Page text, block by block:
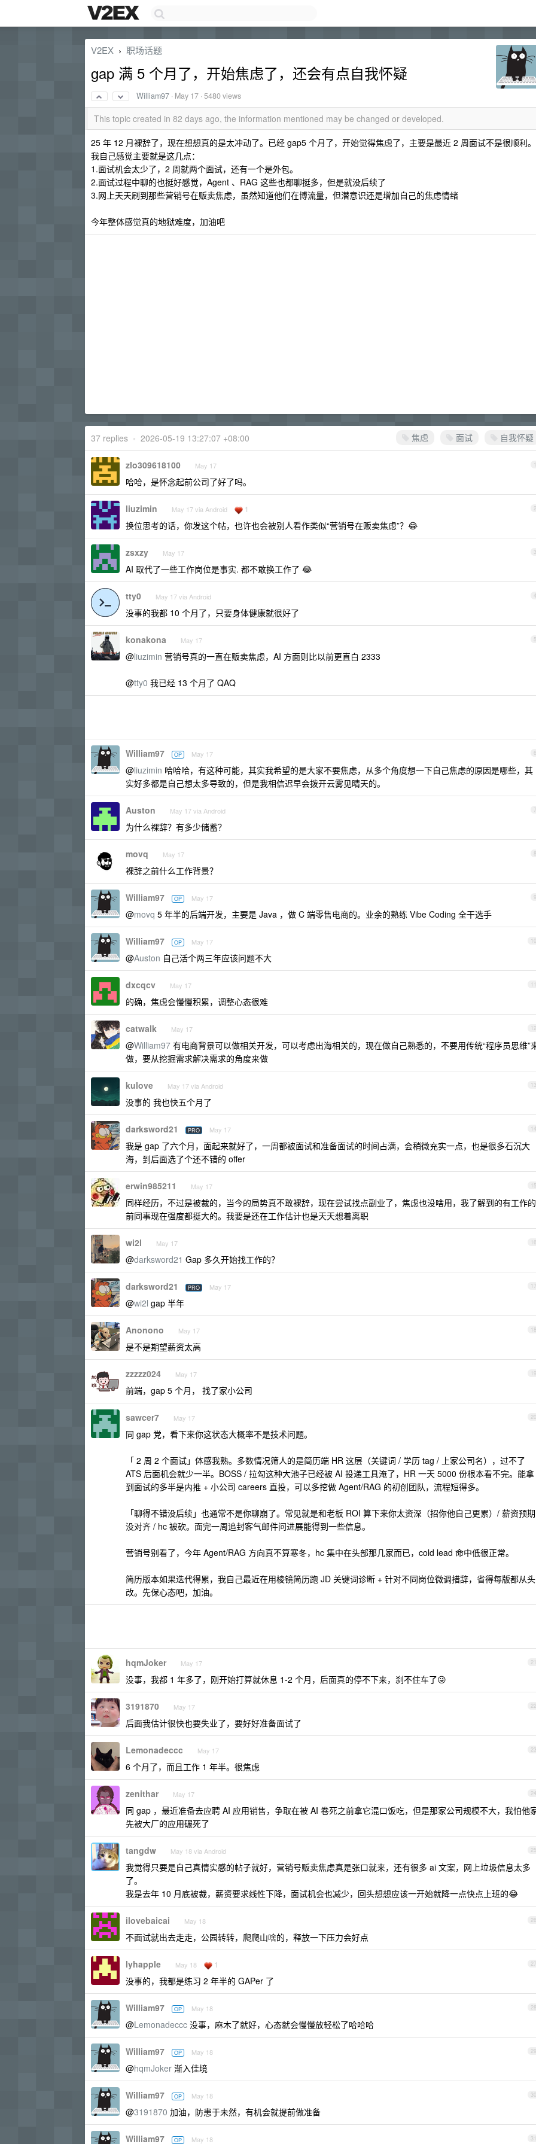
V2EX › 职场话题
gap 满 5 个月了，开始焦虑了，还会有点自我怀疑
William97 · May 17 · 5480 views
This topic created in 82 days ago, the information mentioned may be changed or developed.
25 年 12 月裸辞了，现在想想真的是太冲动了。已经 gap5 个月了，开始觉得焦虑了，主要是最近 2 周面试不是很顺利。
我自己感觉主要就是这几点：
1.面试机会太少了，2 周就两个面试，还有一个是外包。
2.面试过程中聊的也挺好感觉，Agent 、RAG 这些也都聊挺多，但是就没后续了
3.网上天天刷到那些营销号在贩卖焦虑，虽然知道他们在博流量，但潜意识还是增加自己的焦虑情绪
今年整体感觉真的地狱难度，加油吧
焦虑 面试 自我怀疑
37 replies • 2026-05-19 13:27:07 +08:00
1
zlo309618100 May 17
哈哈，是怀念起前公司了好了吗。
2
liuzimin May 17 via Android 1
换位思考的话，你发这个帖，也许也会被别人看作类似“营销号在贩卖焦虑”？😂
3
zsxzy May 17
AI 取代了一些工作岗位是事实. 都不敢换工作了 😂
4
tty0 May 17 via Android
没事的我都 10 个月了，只要身体健康就很好了
5
konakona May 17
@liuzimin 营销号真的一直在贩卖焦虑，AI 方面则比以前更直白 2333
@tty0 我已经 13 个月了 QAQ
6
William97 OP May 17
@liuzimin 哈哈哈，有这种可能，其实我希望的是大家不要焦虑，从多个角度想一下自己焦虑的原因是哪些，其
实好多都是自己想太多导致的，但是我相信迟早会拨开云雾见晴天的。
7
Auston May 17 via Android
为什么裸辞？有多少储蓄？
8
movq May 17
裸辞之前什么工作背景？
9
William97 OP May 17
@movq 5 年半的后端开发，主要是 Java ，做 C 端零售电商的。业余的熟练 Vibe Coding 全干选手
10
William97 OP May 17
@Auston 自己活个两三年应该问题不大
11
dxcqcv May 17
的确，焦虑会慢慢积累，调整心态很难
12
catwalk May 17
@William97 有电商背景可以做相关开发，可以考虑出海相关的，现在做自己熟悉的，不要用传统“程序员思维”
做，要从挖掘需求解决需求的角度来做
13
kulove May 17 via Android
没事的 我也快五个月了
14
darksword21 PRO May 17
我是 gap 了六个月，面起来就好了，一周都被面试和准备面试的时间占满，会稍微充实一点，也是很多石沉大
海，到后面选了个还不错的 offer
15
erwin985211 May 17
同样经历，不过是被裁的，当今的局势真不敢裸辞，现在尝试找点副业了，焦虑也没啥用，我了解到的有工作的
前同事现在强度都挺大的。我要是还在工作估计也是天天想着离职
16
wi2l May 17
@darksword21 Gap 多久开始找工作的？
17
darksword21 PRO May 17
@wi2l gap 半年
18
Anonono May 17
是不是期望薪资太高
19
zzzzz024 May 17
前端，gap 5 个月， 找了家小公司
20
sawcer7 May 17
同 gap 党，看下来你这状态大概率不是技术问题。
「 2 周 2 个面试」体感我熟。多数情况筛人的是简历端 HR 这层（关键词 / 学历 tag / 上家公司名），过不了
ATS 后面机会就少一半。BOSS / 拉勾这种大池子已经被 AI 投递工具淹了，HR 一天 5000 份根本看不完。能拿
到面试的多半是内推 + 小公司 careers 直投，可以多挖做 Agent/RAG 的初创团队，流程短得多。
「聊得不错没后续」也通常不是你聊崩了。常见就是和老板 ROI 算下来你太资深（招你他自己更累）/ 薪资预期
没对齐 / hc 被砍。面完一周追封客气邮件问进展能得到一些信息。
营销号别看了，今年 Agent/RAG 方向真不算寒冬，hc 集中在头部那几家而已，cold lead 命中低很正常。
简历版本如果迭代得累，我自己最近在用棱镜简历跑 JD 关键词诊断 + 针对不同岗位微调措辞，省得每版都从头
改。先保心态吧，加油。
21
hqmJoker May 17
没事，我都 1 年多了，刚开始打算就休息 1-2 个月，后面真的停不下来，刹不住车了😜
22
3191870 May 17
后面我估计很快也要失业了，要好好准备面试了
23
Lemonadeccc May 17
6 个月了，而且工作 1 年半。很焦虑
24
zenithar May 17
同 gap ，最近准备去应聘 AI 应用销售，争取在被 AI 卷死之前拿它混口饭吃，但是那家公司规模不大，我怕他
先被大厂的应用碾死了
25
tangdw May 18 via Android
我觉得只要是自己真情实感的帖子就好，营销号贩卖焦虑真是张口就来，还有很多 ai 文案，网上垃圾信息太多
了。
我是去年 10 月底被裁，薪资要求线性下降，面试机会也减少，回头想想应该一开始就降一点快点上班的😂
26
ilovebaicai May 18
不面试就出去走走，公园转转，爬爬山啥的，释放一下压力会好点
27
lyhapple May 18 1
没事的，我都是练习 2 年半的 GAPer 了
28
William97 OP May 18
@Lemonadeccc 没事，麻木了就好，心态就会慢慢放轻松了哈哈哈
29
William97 OP May 18
@hqmJoker 渐入佳境
30
William97 OP May 18
@3191870 加油，防患于未然，有机会就提前做准备
31
William97 OP May 18